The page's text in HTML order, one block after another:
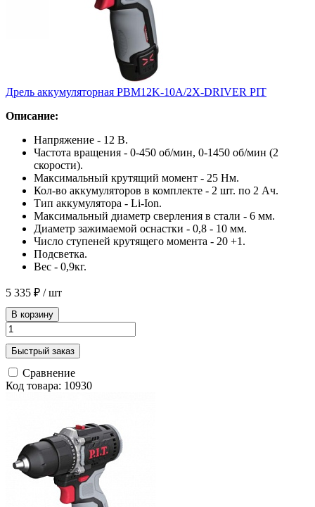
Дрель аккумуляторная PBM12K-10A/2X-DRIVER PIT
Описание:
Напряжение - 12 В.
Частота вращения - 0-450 об/мин, 0-1450 об/мин (2
скорости).
Максимальный крутящий момент - 25 Нм.
Кол-во аккумуляторов в комплекте - 2 шт. по 2 Ач.
Тип аккумулятора - Li-Ion.
Максимальный диаметр сверления в стали - 6 мм.
Диаметр зажимаемой оснастки - 0,8 - 10 мм.
Число ступеней крутящего момента - 20 +1.
Подсветка.
Вес - 0,9кг.
5 335 ₽ / шт
В корзину
Быстрый заказ
Сравнение
Код товара: 10930